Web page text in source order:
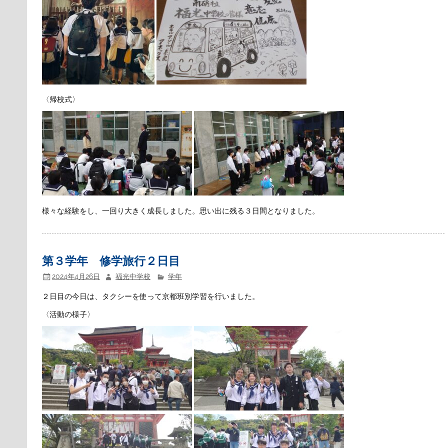
〈帰校式〉
様々な経験をし、一回り大きく成長しました。思い出に残る３日間となりました。
第３学年 修学旅行２日目
2024年4月26日 福光中学校 学年
２日目の今日は、タクシーを使って京都班別学習を行いました。
〈活動の様子〉